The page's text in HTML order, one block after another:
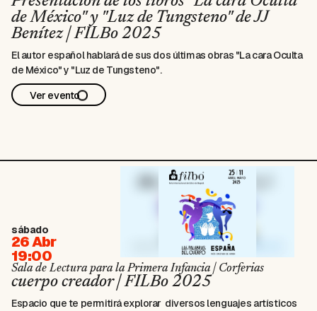
de México" y "Luz de Tungsteno" de JJ
Benítez | FILBo 2025
El autor español hablará de sus dos últimas obras "La cara Oculta
de México" y "Luz de Tungsteno".
Ver evento
sábado
26 Abr
19:00
Sala de Lectura para la Primera Infancia | Corferias
cuerpo creador | FILBo 2025
Espacio que te permitirá explorar diversos lenguajes artísticos